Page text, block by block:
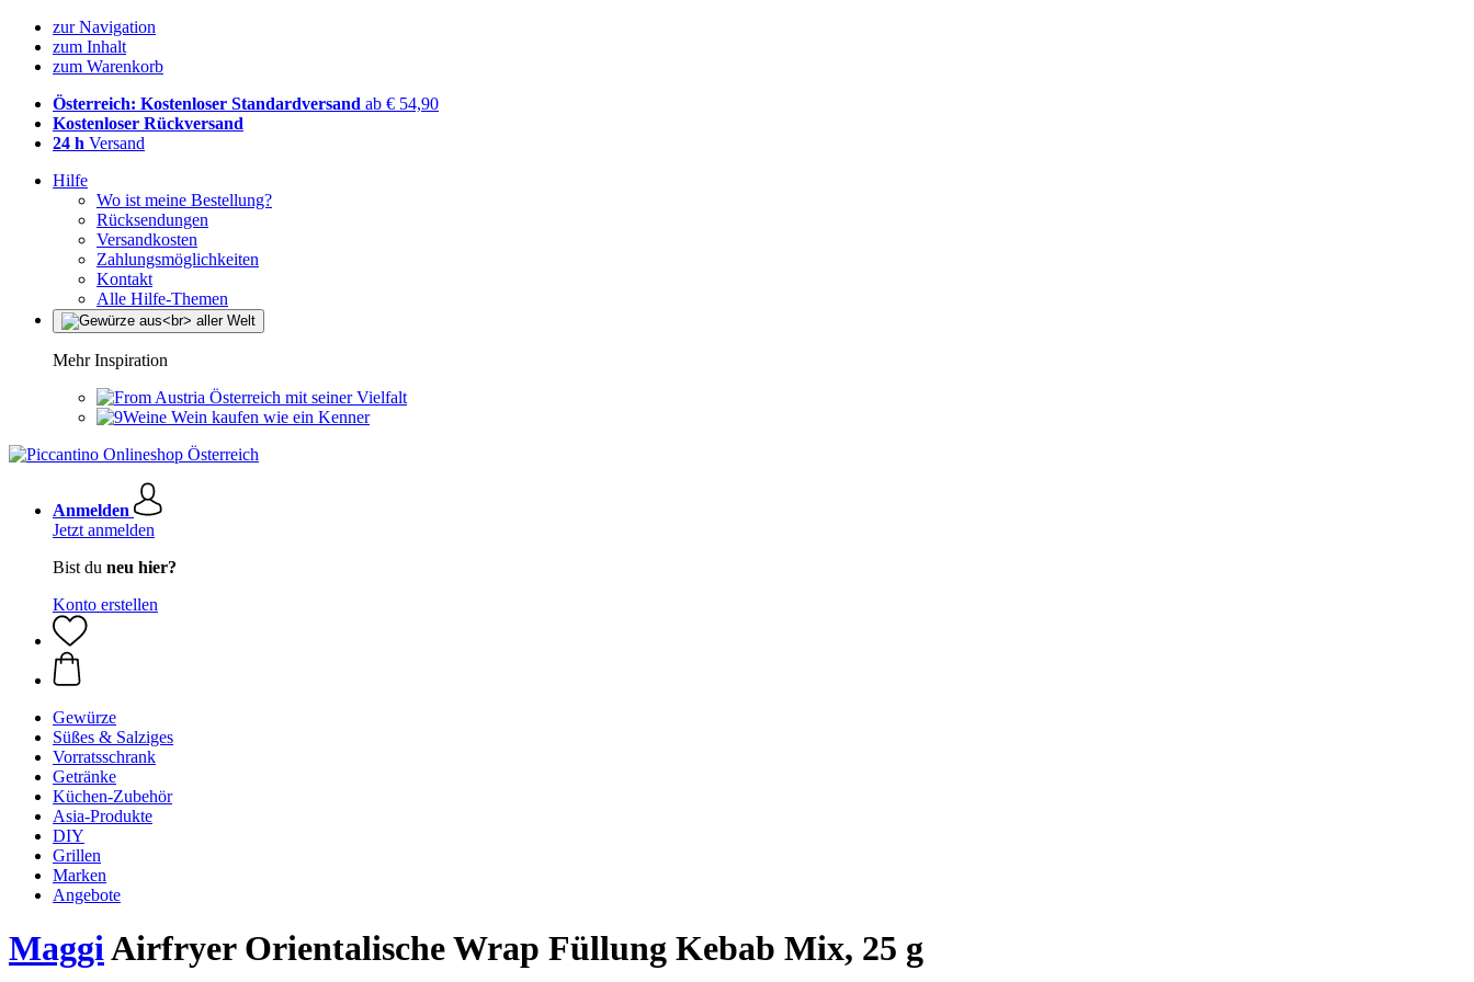
zur Navigation
zum Inhalt
zum Warenkorb
Österreich: Kostenloser Standardversand ab € 54,90
Kostenloser Rückversand
24 h Versand
Hilfe
Wo ist meine Bestellung?
Rücksendungen
Versandkosten
Zahlungsmöglichkeiten
Kontakt
Alle Hilfe-Themen
Mehr Inspiration
Österreich mit seiner Vielfalt
Wein kaufen wie ein Kenner
Anmelden
Jetzt anmelden
Bist du neu hier?
Konto erstellen
Gewürze
Süßes & Salziges
Vorratsschrank
Getränke
Küchen-Zubehör
Asia-Produkte
DIY
Grillen
Marken
Angebote
MaggiAirfryer Orientalische Wrap Füllung Kebab Mix, 25 g